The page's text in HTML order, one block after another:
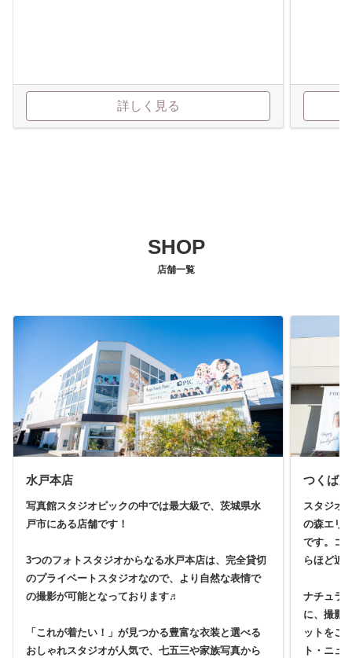
詳しく見る
SHOP
店舗一覧
水戸本店
写真館スタジオピックの中では最大級で、茨城県水
戸市にある店舗です！
3つのフォトスタジオからなる水戸本店は、完全貸切
のプライベートスタジオなので、より自然な表情で
の撮影が可能となっております♬
「これが着たい！」が見つかる豊富な衣装と選べる
おしゃれスタジオが人気で、七五三や家族写真から
つくば店
スタジオ
の森エリ
です。コ
らほど近
ナチュラ
に、撮影
ットをご
ト・ニュ